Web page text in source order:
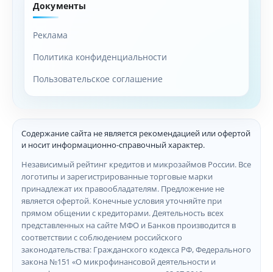
Документы
Реклама
Политика конфиденциальности
Пользовательское соглашение
Содержание сайта не является рекомендацией или офертой
и носит информационно-справочный характер.
Независимый рейтинг кредитов и микрозаймов России. Все
логотипы и зарегистрированные торговые марки
принадлежат их правообладателям. Предложение не
является офертой. Конечные условия уточняйте при
прямом общении с кредиторами. Деятельность всех
представленных на сайте МФО и Банков производится в
соответствии с соблюдением российского
законодательства: Гражданского кодекса РФ, Федерального
закона №151 «О микрофинансовой деятельности и